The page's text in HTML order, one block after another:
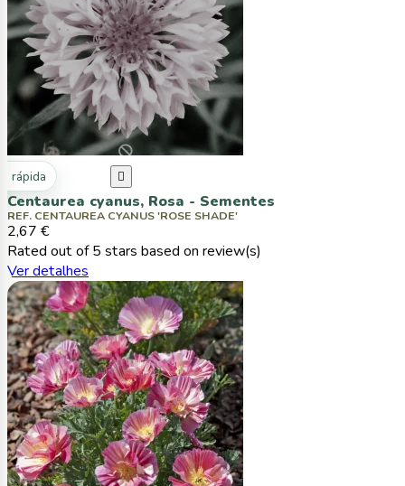
rápida 
Centaurea cyanus, Rosa - Sementes
REF. CENTAUREA CYANUS 'ROSE SHADE'
2,67 €
Rated out of 5 stars based on review(s)
Ver detalhes